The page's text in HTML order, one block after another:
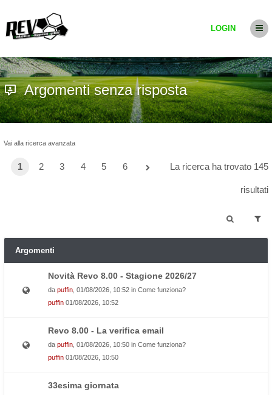
LOGIN
Argomenti senza risposta
Vai alla ricerca avanzata
1 2 3 4 5 6 La ricerca ha trovato 145
risultati
Argomenti
Novità Revo 8.00 - Stagione 2026/27
da puffin , 01/08/2026, 10:52 in Come funziona?
puffin 01/08/2026, 10:52
Revo 8.00 - La verifica email
da puffin , 01/08/2026, 10:50 in Come funziona?
puffin 01/08/2026, 10:50
33esima giornata